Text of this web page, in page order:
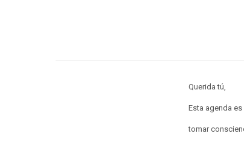
Querida tú,
Esta agenda
tomar